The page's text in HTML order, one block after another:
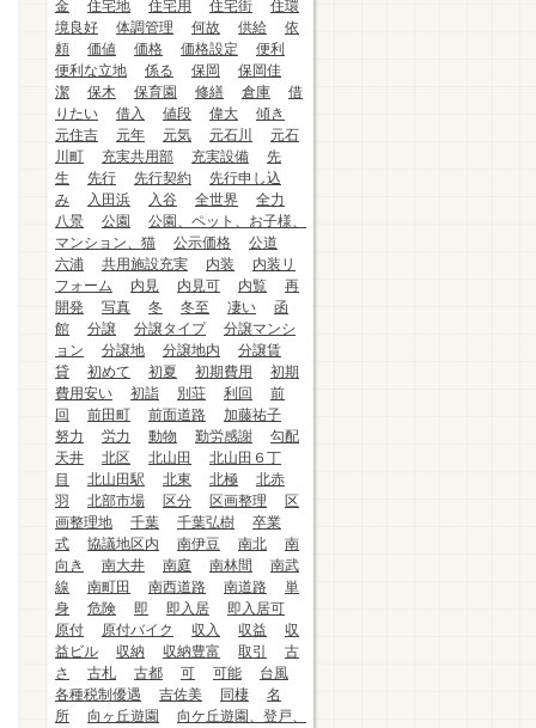
金
住宅地 住宅用 住宅街
住環
境良好
体調管理 何故 供給
依
頼
価値 価格 価格設定
便利
便利な立地
係る 保岡
保岡佳
潔
保木 保育園 修繕 倉庫
借
りたい
借入 値段 偉大
傾き
元住吉
元年 元気 元石川
元石
川町
充実共用部 充実設備
先
生
先行 先行契約
先行申し込
み
入田浜 入谷 全世界
全力
八景
公園
公園、ペット、お子様、
マンション、猫
公示価格
公道
六浦
共用施設充実 内装
内装リ
フォーム
内見 内見可 内覧
再
開発
写真 冬 冬至 凄い
函
館
分譲 分譲タイプ
分譲マンシ
ョン
分譲地 分譲地内
分譲賃
貸
初めて 初夏 初期費用
初期
費用安い
初詣 別荘 利回
前
回
前田町 前面道路
加藤祐子
努力
労力 動物 勤労感謝
勾配
天井
北区 北山田
北山田６丁
目
北山田駅 北東 北極
北赤
羽
北部市場 区分 区画整理
区
画整理地
千葉 千葉弘樹
卒業
式
協議地区内 南伊豆 南北
南
向き
南大井 南庭 南林間
南武
線
南町田 南西道路 南道路
単
身
危険 即 即入居
即入居可
原付
原付バイク 収入 収益
収
益ビル
収納 収納豊富 取引
古
さ
古札 古都 可 可能
台風
各種税制優遇
吉佐美 同棲
名
所
向ヶ丘遊園
向ケ丘遊園、登戸、